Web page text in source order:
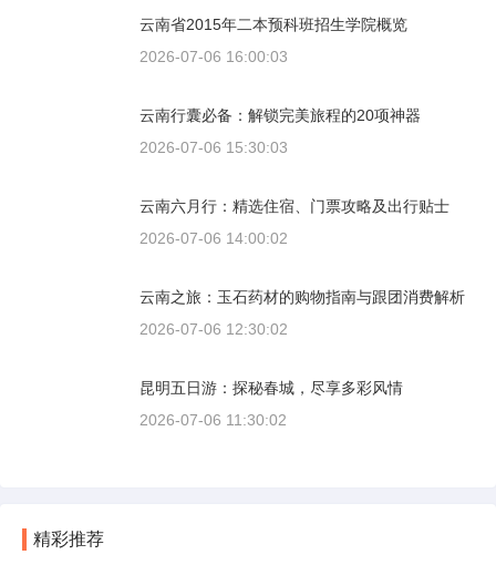
云南省2015年二本预科班招生学院概览
2026-07-06 16:00:03
云南行囊必备：解锁完美旅程的20项神器
2026-07-06 15:30:03
云南六月行：精选住宿、门票攻略及出行贴士
2026-07-06 14:00:02
云南之旅：玉石药材的购物指南与跟团消费解析
2026-07-06 12:30:02
昆明五日游：探秘春城，尽享多彩风情
2026-07-06 11:30:02
精彩推荐